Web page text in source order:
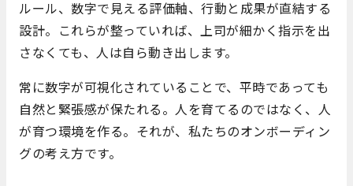
ルール、数字で見える評価軸、行動と成果が直結する
設計。これらが整っていれば、上司が細かく指示を出
さなくても、人は自ら動き出します。
常に数字が可視化されていることで、平時であっても
自然と緊張感が保たれる。人を育てるのではなく、人
が育つ環境を作る。それが、私たちのオンボーディン
グの考え方です。